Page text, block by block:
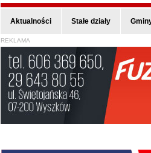
Aktualności Stałe działy
REKLAMA